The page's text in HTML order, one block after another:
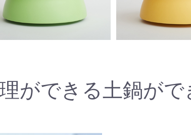
ができる土鍋がで